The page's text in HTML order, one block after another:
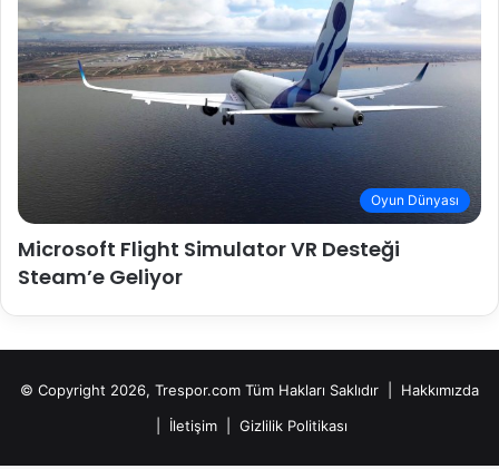
Oyun Dünyası
Microsoft Flight Simulator VR Desteği
Steam’e Geliyor
© Copyright 2026, Trespor.com Tüm Hakları Saklıdır | Hakkımızda
İletişim Gizlilik Politikası